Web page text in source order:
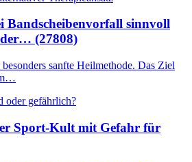
Bandscheibenvorfall sinnvoll
(27808)
sanfte Heilmethode. Das Ziel
Sport-Kult mit Gefahr für